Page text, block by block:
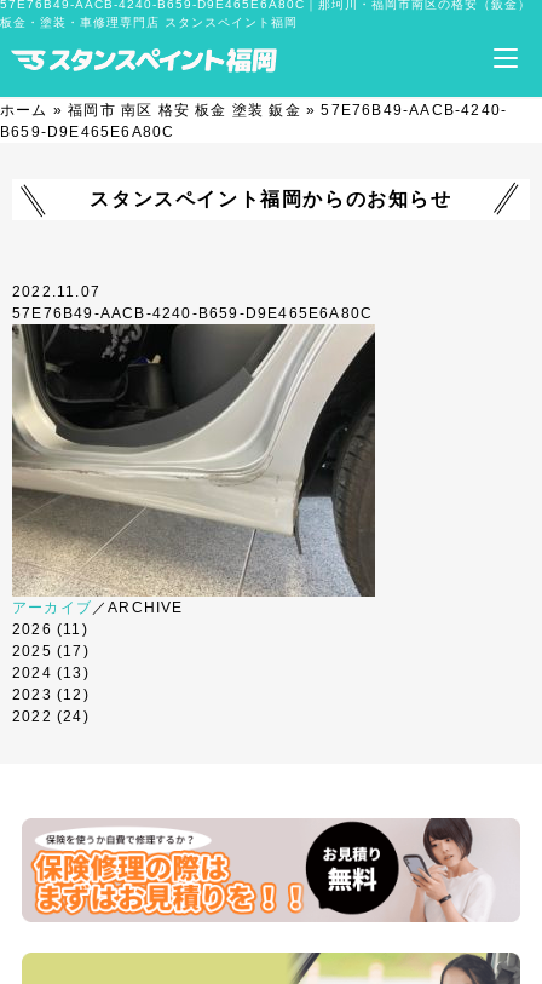
57E76B49-AACB-4240-B659-D9E465E6A80C｜那珂川・福岡市南区の格安（鈑金）
板金・塗装・車修理専門店 スタンスペイント福岡
ホーム »福岡市 南区 格安 板金 塗装 鈑金 »57E76B49-AACB-4240-
B659-D9E465E6A80C
スタンスペイント福岡からのお知らせ
2022.11.07
57E76B49-AACB-4240-B659-D9E465E6A80C
アーカイブ ／ARCHIVE
2026 (11)
2025 (17)
2024 (13)
2023 (12)
2022 (24)